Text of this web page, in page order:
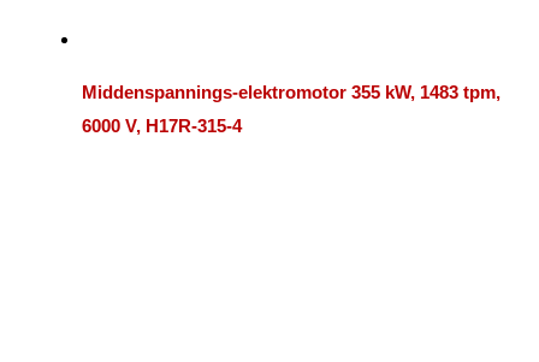
Middenspannings-elektromotor 355 kW, 1483 tpm,
6000 V, H17R-315-4